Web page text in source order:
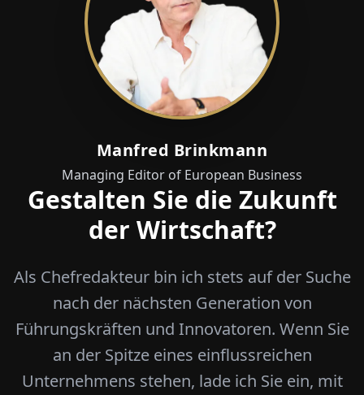
Manfred Brinkmann
Managing Editor of European Business
Gestalten Sie die Zukunft
der Wirtschaft?
Als Chefredakteur bin ich stets auf der Suche
nach der nächsten Generation von
Führungskräften und Innovatoren. Wenn Sie
an der Spitze eines einflussreichen
Unternehmens stehen, lade ich Sie ein, mit